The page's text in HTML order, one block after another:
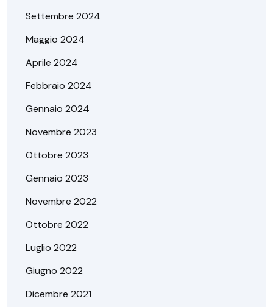
Settembre 2024
Maggio 2024
Aprile 2024
Febbraio 2024
Gennaio 2024
Novembre 2023
Ottobre 2023
Gennaio 2023
Novembre 2022
Ottobre 2022
Luglio 2022
Giugno 2022
Dicembre 2021